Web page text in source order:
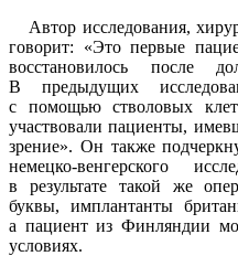
Автор исследования,
говорит: «Это первые
восстановилось после
В предыдущих
с помощью стволовых
участвовали пациенты,
зрение». Он также
немецко-венгерского
в результате такой же
буквы, имплантанты
а пациент из Финляндии
условиях.